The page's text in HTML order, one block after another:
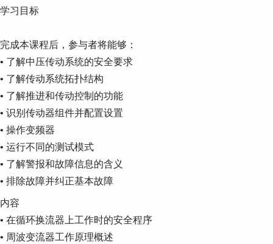
学习目标
完成本课程后，参与者将能够：
• 了解中压传动系统的安全要求
• 了解传动系统拓扑结构
• 了解推进和传动控制的功能
• 识别传动器组件并配置设置
• 操作变频器
• 运行不同的测试模式
• 了解警报和故障信息的含义
• 排除故障并纠正基本故障
内容
• 在循环换流器上工作时的安全程序
• 周波变流器工作原理概述